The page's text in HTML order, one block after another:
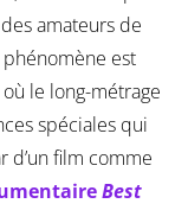
amateurs de
est
le long-métrage
spéciales qui
d’un film comme
Best